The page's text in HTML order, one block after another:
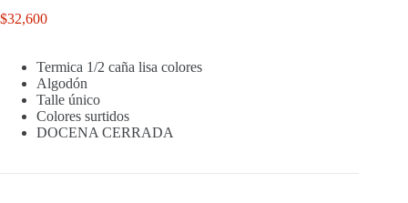
$32,600
Termica 1/2 caña lisa colores
Algodón
Talle único
Colores surtidos
DOCENA CERRADA